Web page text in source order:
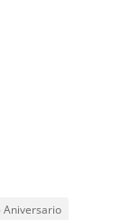
Aniversario